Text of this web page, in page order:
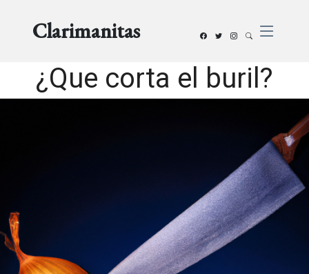
Clarimanitas
¿Que corta el buril?